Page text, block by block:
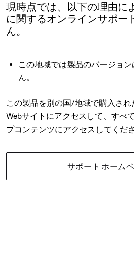
現時点では、以下の理由に
に関するオンラインサポー
ん。
この地域では製品のバージョ
ん。
この製品を別の国/地域で購入さ
Webサイトにアクセスして、すべ
プコンテンツにアクセスしてくださ
サポートホーム